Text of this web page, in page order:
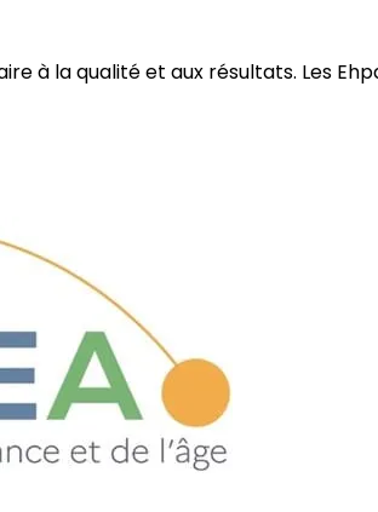
la qualité et aux résultats. Les